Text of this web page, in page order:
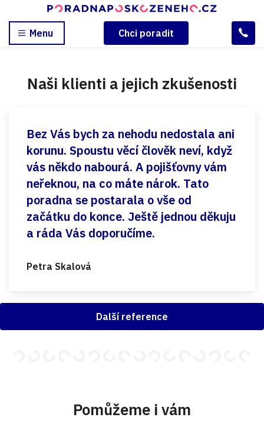
Menu Chci poradit
Naši klienti a jejich zkušenosti
Bez Vás bych za nehodu nedostala ani
korunu. Spoustu věcí člověk neví, když
vás někdo nabourá. A pojišťovny vám
neřeknou, na co máte nárok. Tato
poradna se postarala o vše od
začátku do konce. Ještě jednou děkuju
a ráda Vás doporučíme.
Petra Skalová
Další reference
Pomůžeme i vám